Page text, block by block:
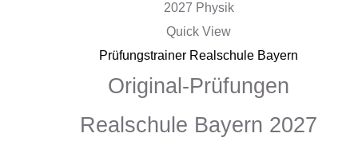
Quick View
Prüfungstrainer Realschule Bayern
Original-Prüfungen
Realschule Bayern 2027